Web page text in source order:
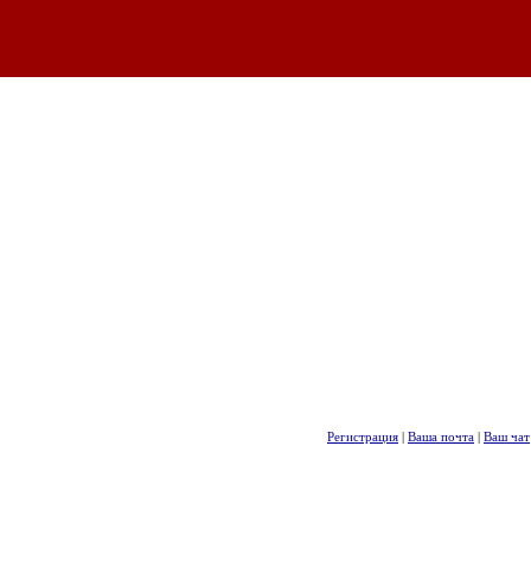
Регистрация | Ваша почта | Ваш чат